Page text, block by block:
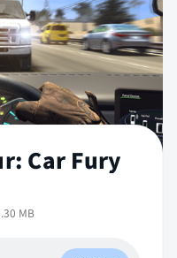
Car Fury
MB